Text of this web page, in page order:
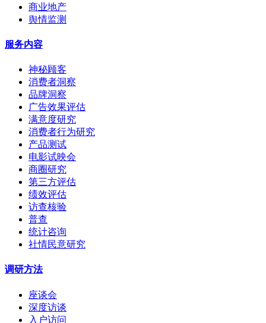
商业地产
舆情监测
服务内容
神秘顾客
消费者洞察
品牌洞察
广告效果评估
满意度研究
消费者行为研究
产品测试
电影试映会
商圈研究
第三方评估
绩效评估
访查核验
普查
统计咨询
社情民意研究
调研方法
座谈会
深度访谈
入户访问